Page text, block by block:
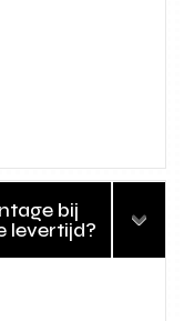
bij
levertijd?